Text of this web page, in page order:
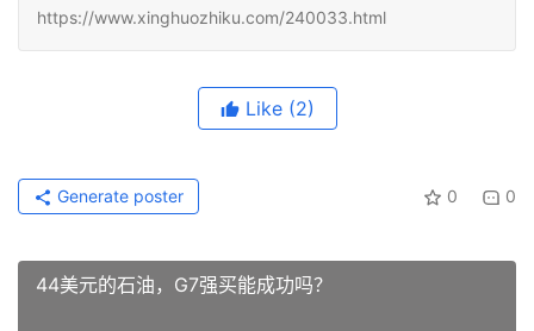
https://www.xinghuozhiku.com/240033.html
Like (2)
0 0
Generate poster
44美元的石油，G7强买能成功吗？